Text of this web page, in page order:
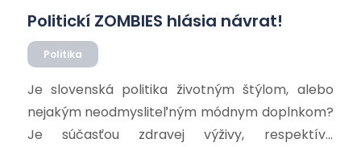
Politika
Politickí ZOMBIES hlásia návrat!
Je slovenská politika životným štýlom, alebo
nejakým neodmysliteľným módnym doplnkom?
Je súčasťou zdravej výživy, respektíve